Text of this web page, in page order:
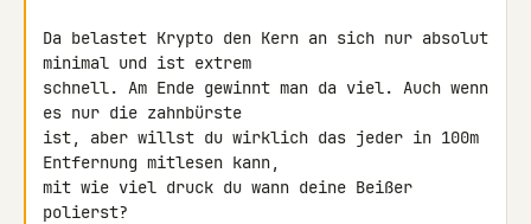
Da belastet Krypto den Kern an sich nur absolut
minimal und ist extrem
schnell. Am Ende gewinnt man da viel. Auch wenn
es nur die zahnbürste
ist, aber willst du wirklich das jeder in 100m
Entfernung mitlesen kann,
mit wie viel druck du wann deine Beißer
polierst?